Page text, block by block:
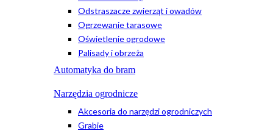
Odstraszacze zwierząt i owadów
Ogrzewanie tarasowe
Oświetlenie ogrodowe
Palisady i obrzeża
Automatyka do bram
Narzędzia ogrodnicze
Akcesoria do narzędzi ogrodniczych
Grabie